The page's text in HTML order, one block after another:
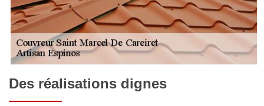
Des réalisations dignes